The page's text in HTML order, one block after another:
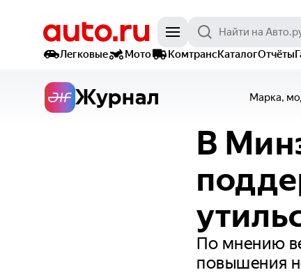
Легковые
Мото КомтрансКаталогОтчёты
Журнал Марка,
В
По мнению
повышения